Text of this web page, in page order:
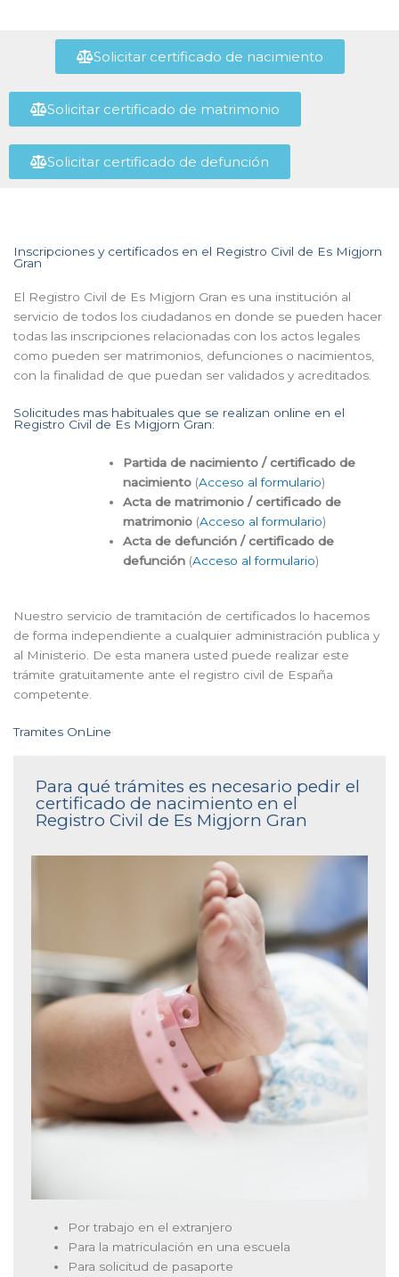
Solicitar certificado de nacimiento
Solicitar certificado de matrimonio
Solicitar certificado de defunción
Inscripciones y certificados en el Registro Civil de Es Migjorn
Gran
El Registro Civil de Es Migjorn Gran es una institución al
servicio de todos los ciudadanos en donde se pueden hacer
todas las inscripciones relacionadas con los actos legales
como pueden ser matrimonios, defunciones o nacimientos,
con la finalidad de que puedan ser validados y acreditados.
Solicitudes mas habituales que se realizan online en el
Registro Civil de Es Migjorn Gran:
Partida de nacimiento / certificado de
nacimiento (Acceso al formulario)
Acta de matrimonio / certificado de
matrimonio (Acceso al formulario)
Acta de defunción / certificado de
defunción (Acceso al formulario)
Nuestro servicio de tramitación de certificados lo hacemos
de forma independiente a cualquier administración publica y
al Ministerio. De esta manera usted puede realizar este
trámite gratuitamente ante el registro civil de España
competente.
Tramites OnLine
Para qué trámites es necesario pedir el
certificado de nacimiento en el
Registro Civil de Es Migjorn Gran
Por trabajo en el extranjero
Para la matriculación en una escuela
Para solicitud de pasaporte